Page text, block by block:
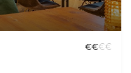
€€€€